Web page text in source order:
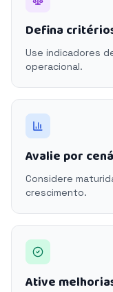
Defina
Use indicadores
operacional.
Avalie por
Considere
crescimento.
Ative